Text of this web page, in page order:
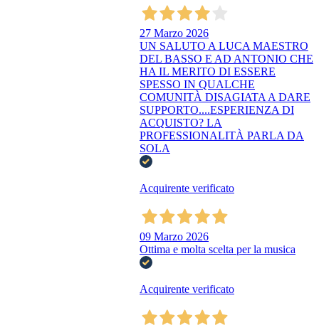
27 Marzo 2026
UN SALUTO A LUCA MAESTRO
DEL BASSO E AD ANTONIO CHE
HA IL MERITO DI ESSERE
SPESSO IN QUALCHE
COMUNITÀ DISAGIATA A DARE
SUPPORTO....ESPERIENZA DI
ACQUISTO? LA
PROFESSIONALITÀ PARLA DA
SOLA
Acquirente verificato
09 Marzo 2026
Ottima e molta scelta per la musica
Acquirente verificato